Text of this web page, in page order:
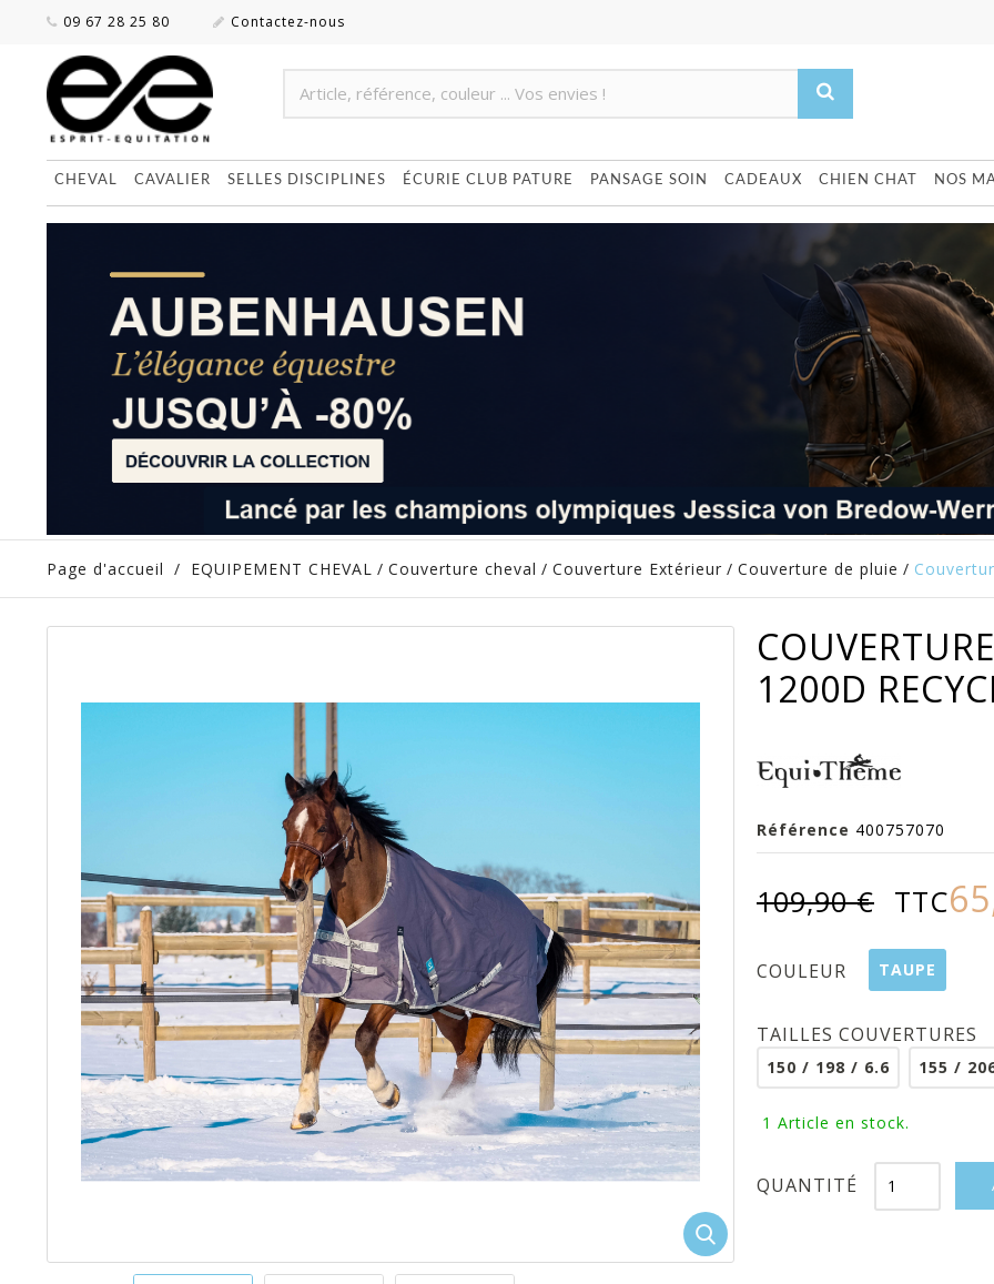
09 67 28 25 80 Contactez-nous
CHEVAL CAVALIER SELLES DISCIPLINES ÉCURIE CLUB PATURE PANSAGE SOIN CADEAUX CHIEN CHAT NOS
Page d'accueil / EQUIPEMENT CHEVAL / Couverture cheval / Couverture Extérieur / Couverture de pluie /
1200D
Référence 400757070
109,90 € TTC
COULEUR TAUPE
TAILLES COUVERTURES
150 / 198 / 6.6 155 /
1 Article en stock.
QUANTITÉ